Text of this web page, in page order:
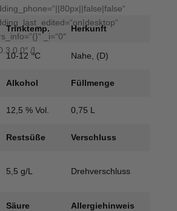
_i=“0″
/]
Trinktemp. Herkunft
10-12 °C Nahe, (D)
Alkohol Füllmenge
12,5 % Vol. 0,75 L
Restsüße Verschluss
5,5 g/L Drehverschluss
Säure Allergiehinweis